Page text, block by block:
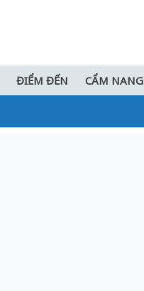
ĐIỂM ĐẾN CẨM NANG